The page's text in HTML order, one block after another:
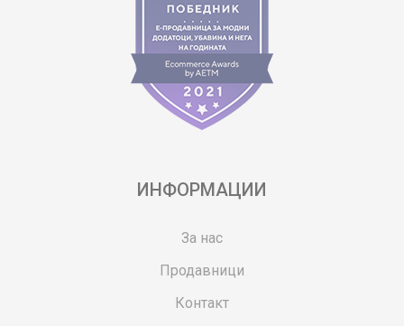
ИНФОРМАЦИИ
За нас
Продавници
Контакт